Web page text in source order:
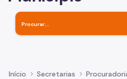
Início Secretarias